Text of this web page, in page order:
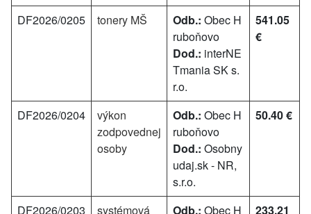
DF2026/0205
tonery MŠ Odb.: Obec H
ruboňovo
Dod.: interNE
Tmania SK s.
r.o.
541.05
€
DF2026/0204
výkon
zodpovednej
osoby
Odb.: Obec H
ruboňovo
Dod.: Osobny
udaj.sk - NR,
s.r.o.
50.40 €
DF2026/0203
systémová
Odb.: Obec H
233.21